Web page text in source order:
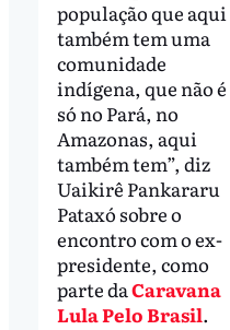
população que aqui
também tem uma
comunidade
indígena, que não é
só no Pará, no
Amazonas, aqui
também tem”, diz
Uaikirê Pankararu
Pataxó sobre o
encontro com o ex-
presidente, como
parte daCaravana
Lula Pelo Brasil.